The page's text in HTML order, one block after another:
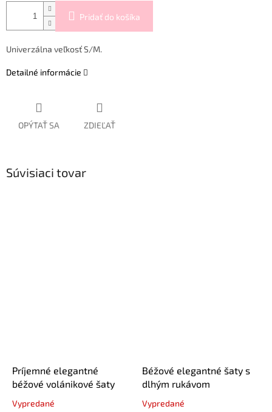
Pridať do košíka
Univerzálna veľkosť S/M.
Detailné informácie
OPÝTAŤ SA ZDIEĽAŤ
Súvisiaci tovar
Príjemné elegantné
béžové volánikové šaty
Vypredané
Béžové elegantné šaty s
dlhým rukávom
Vypredané